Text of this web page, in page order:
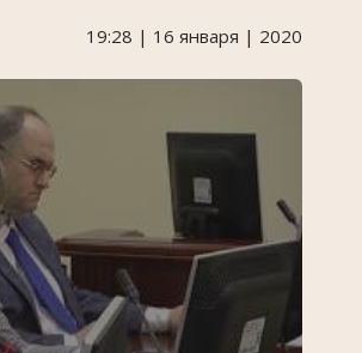
19:28 | 16 января | 2020